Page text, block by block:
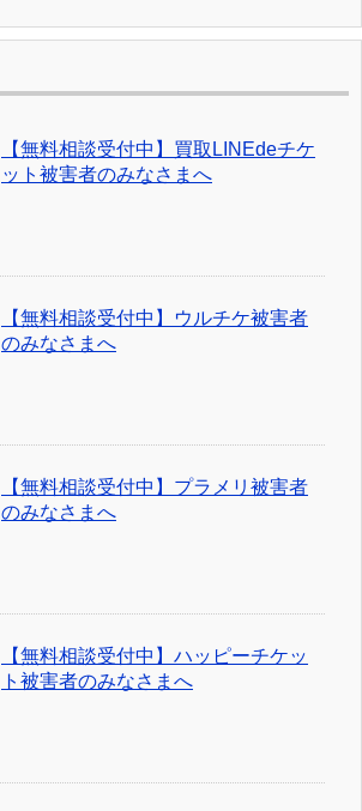
【無料相談受付中】買取LINEdeチケ
ット被害者のみなさまへ
【無料相談受付中】ウルチケ被害者
のみなさまへ
【無料相談受付中】プラメリ被害者
のみなさまへ
【無料相談受付中】ハッピーチケッ
ト被害者のみなさまへ